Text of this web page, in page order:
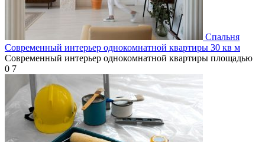
Спальня
Современный интерьер однокомнатной квартиры 30 кв м
Современный интерьер однокомнатной квартиры площадью
0 7